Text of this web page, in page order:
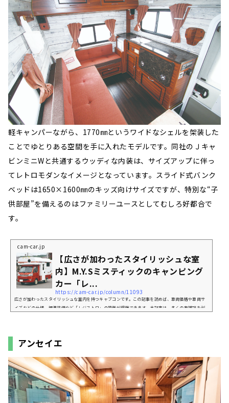
軽キャンパーながら、1770㎜というワイドなシェルを架装した
ことでゆとりある空間を手に入れたモデルです。同社のＪキャ
ビンミニWと共通するウッディな内装は、サイズアップに伴っ
てレトロモダンなイメージとなっています。スライド式バンク
ベッドは1650×1600㎜のキッズ向けサイズですが、特別な“子
供部屋”を備えるのはファミリーユースとしてむしろ好都合で
す。
cam-car.jp
【広さが加わったスタイリッシュな室
内】M.Y.Sミスティックのキャンピング
カー「レ...
https://cam-car.jp/column/11093
広さが加わったスタイリッシュな室内を持つキャブコンです。この記事を読めば、車両価格や車両サ
イズなどの仕様、標準装備など「レジストロ」の特徴が網羅できます。本記事は、多くの車雑誌を刊
ズアップに伴ってレトロモダンなイメージとなっ...
アンセイエ